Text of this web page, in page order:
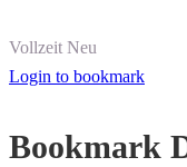
Vollzeit Neu
Login to bookmark
Bookmark